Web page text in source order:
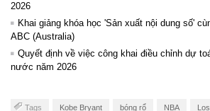
2026
Khai giảng khóa học 'Sản xuất nội dung số'
ABC (Australia)
Quyết định về việc công khai điều chỉnh dự
nước năm 2026
Tags Kobe Bryant bóng rổ NBA